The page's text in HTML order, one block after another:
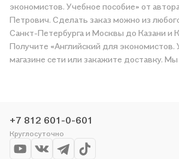
экономистов. Учебное пособие» от
Петрович. Сделать заказ можно из
Санкт-Петербурга и Москвы до Казани и
Получите «Английский для экономистов.
магазине сети или закажите доставку.
+7 812 601-0-601
Круглосуточно